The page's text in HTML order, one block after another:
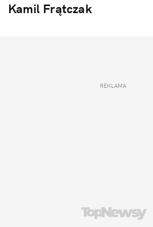
Kamil Frątczak
REKLAMA